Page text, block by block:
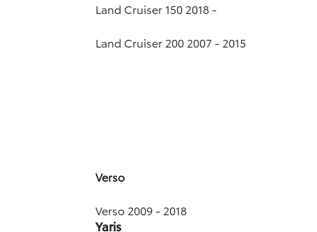
Land Cruiser 150 2018 -
Land Cruiser 200 2007 - 2015
Verso
Verso 2009 - 2018
Yaris